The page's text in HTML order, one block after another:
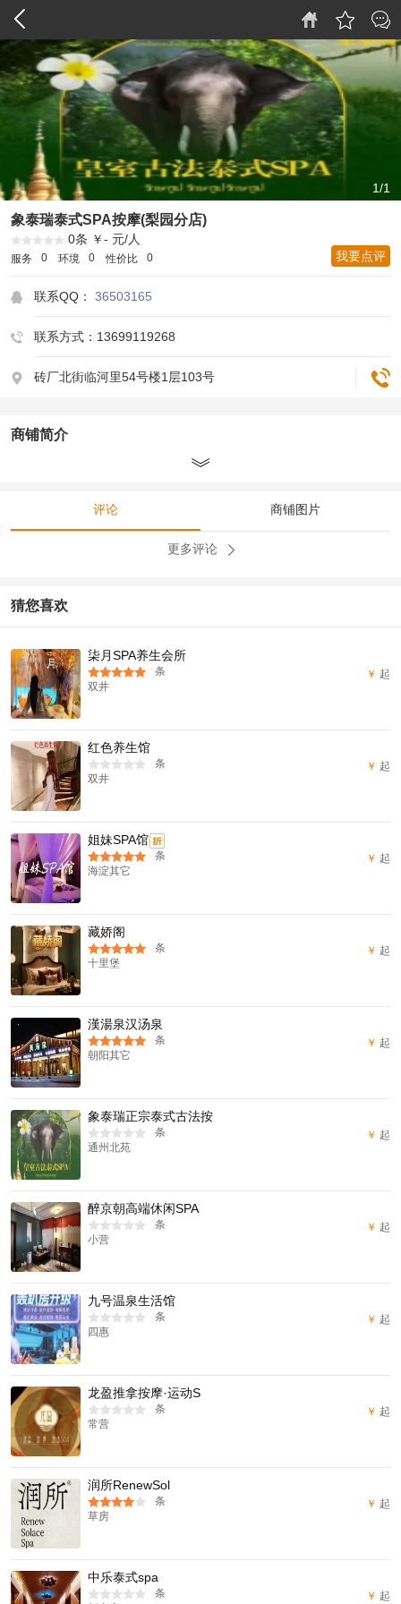
1/1
象泰瑞泰式SPA按摩(梨园分店)
0条 ￥- 元/人
0
服务 0
环境 0
性价比 我要点评
联系QQ： 36503165
联系方式：13699119268
砖厂北街临河里54号楼1层103号
商铺简介
评论 商铺图片
更多评论
猜您喜欢
柒月SPA养生会所
条
双井
￥ 起
红色养生馆
条
双井
￥ 起
姐妹SPA馆折
条
海淀其它
￥ 起
藏娇阁
条
十里堡
￥ 起
漢湯泉汉汤泉
条
朝阳其它
￥ 起
象泰瑞正宗泰式古法按
条
通州北苑
￥ 起
醉京朝高端休闲SPA
条
小营
￥ 起
九号温泉生活馆
条
四惠
￥ 起
龙盈推拿按摩·运动S
条
常营
￥ 起
润所RenewSol
条
草房
￥ 起
中乐泰式spa
条
￥ 起